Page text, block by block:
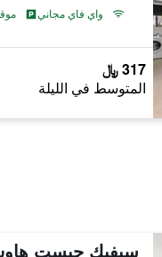
واي فاي مجاني
317 ﷼
المتوسط في الليلة